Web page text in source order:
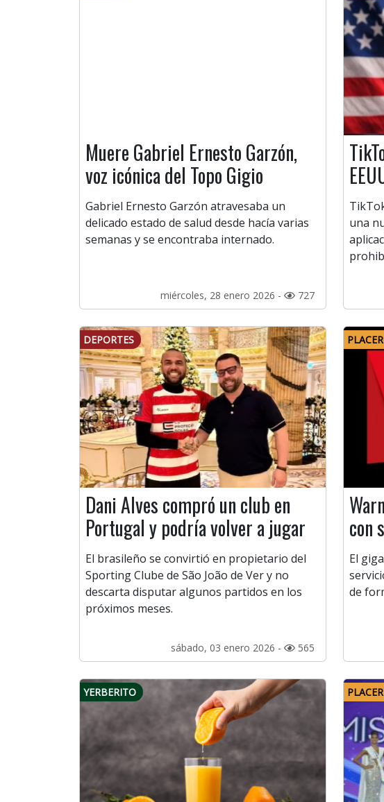
Muere Gabriel Ernesto Garzón,
voz icónica del Topo Gigio
Gabriel Ernesto Garzón atravesaba un
delicado estado de salud desde hacía varias
semanas y se encontraba internado.
miércoles, 28 enero 2026 - 727
una
DEPORTES
Dani Alves compró un club en
Portugal y podría volver a jugar
El brasileño se convirtió en propietario del
Sporting Clube de São João de Ver y no
descarta disputar algunos partidos en los
próximos meses.
sábado, 03 enero 2026 - 565
con
El
de
YERBERITO